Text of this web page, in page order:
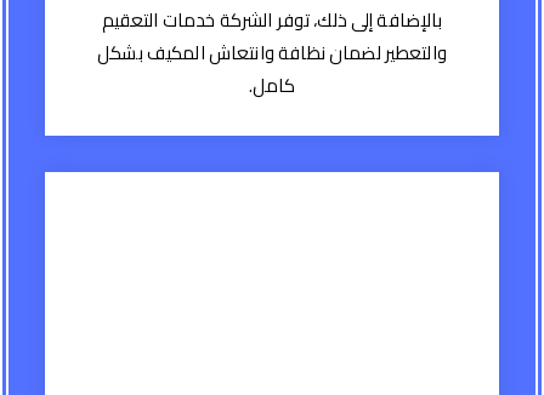
بالإضافة إلى ذلك، توفر الشركة خدمات التعقيم
والتعطير لضمان نظافة وانتعاش المكيف بشكل
كامل.